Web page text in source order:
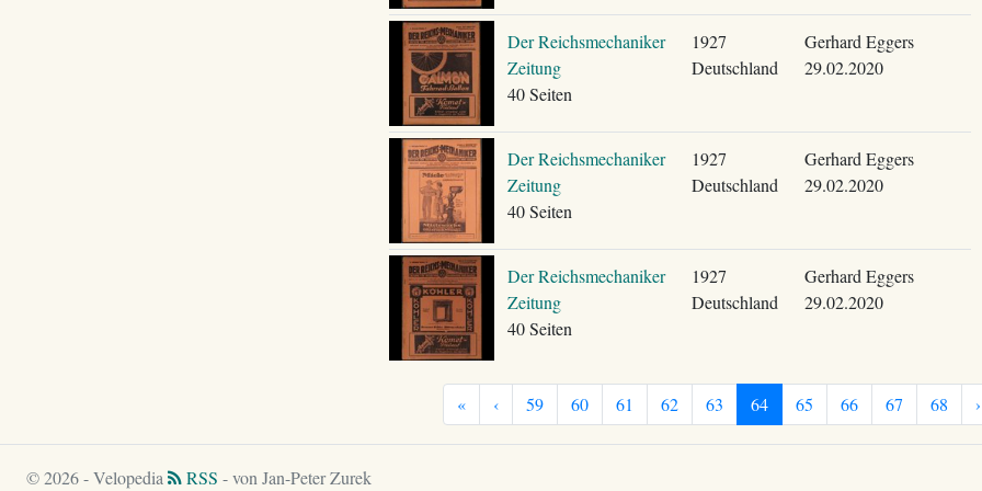
Der Reichsmechaniker
Zeitung
40 Seiten
1927
Deutschland
Gerhard Eggers
29.02.2020
Der Reichsmechaniker
Zeitung
40 Seiten
1927
Deutschland
Gerhard Eggers
29.02.2020
Der Reichsmechaniker
Zeitung
40 Seiten
1927
Deutschland
Gerhard Eggers
29.02.2020
« ‹ 59 60 61 62 63 64 65 66 67 68 ›
© 2026 - Velopedia RSS - von Jan-Peter Zurek